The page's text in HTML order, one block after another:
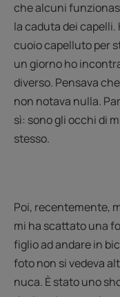
che alcuni
la caduta dei capelli.
cuoio capelluto per
un giorno ho
diverso. Pensava
non notava nulla.
sì: sono gli occhi di
stesso.
Poi, recentemente,
mi ha scattato una
figlio ad andare in
foto non si vedeva
nuca. È stato uno